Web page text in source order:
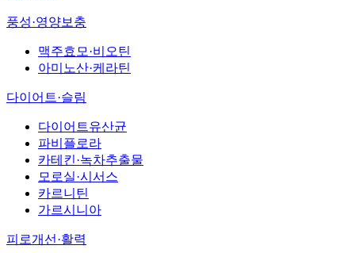
풍성·영양보충
맥주효모·비오틴
아미노산·케라틴
다이어트·슬림
다이어트유산균
파비플로라
카테킨·녹차추출물
모로실·시서스
카르니틴
가르시니아
피로개선·활력